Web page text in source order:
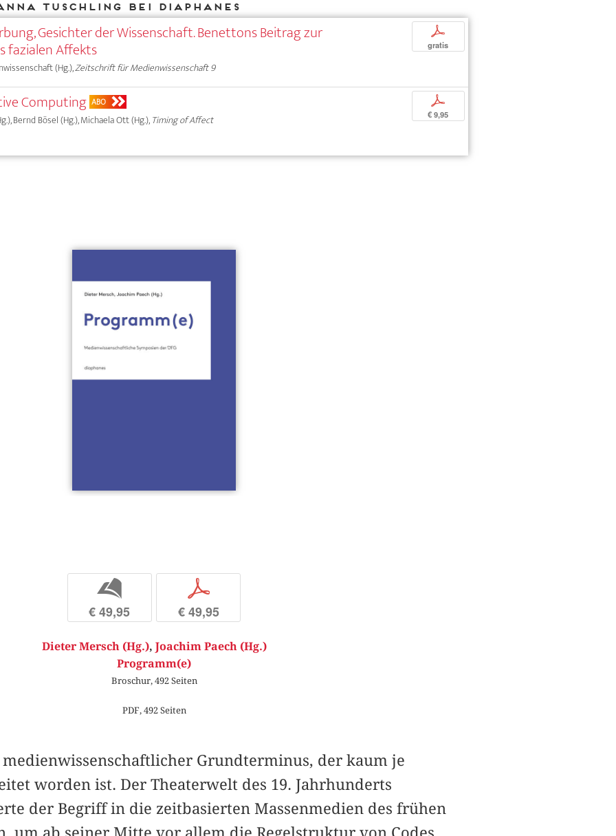
Tuschling bei DIAPHANES
Gesichter der Wissenschaft. Benettons Beitrag zur
fazialen Affekts
(Hg.),Zeitschrift für Medienwissenschaft 9
p
gratis
Computing ABO
Bernd Bösel (Hg.), Michaela Ott (Hg.),Timing of Affect
p
€ 9,95
b
€ 49,95
p
€ 49,95
Dieter Mersch (Hg.), Joachim Paech (Hg.)
Programm(e)
Broschur, 492 Seiten
PDF, 492 Seiten
medienwissenschaftlicher Grundterminus, der kaum je
worden ist. Der Theaterwelt des 19. Jahrhunderts
der Begriff in die zeitbasierten Massenmedien des frühen
um ab seiner Mitte vor allem die Regelstruktur von Codes